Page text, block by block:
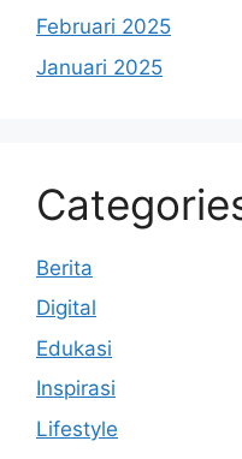
Februari 2025
Januari 2025
Berita
Digital
Edukasi
Inspirasi
Lifestyle